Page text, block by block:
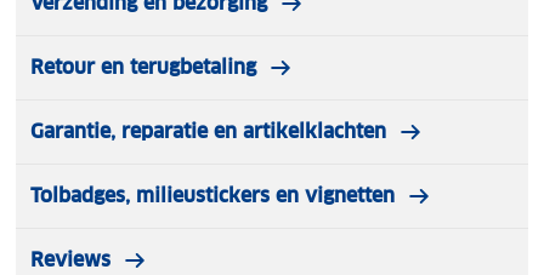
Retour en terugbetaling
Garantie, reparatie en artikelklachten
Tolbadges, milieustickers en vignetten
Reviews